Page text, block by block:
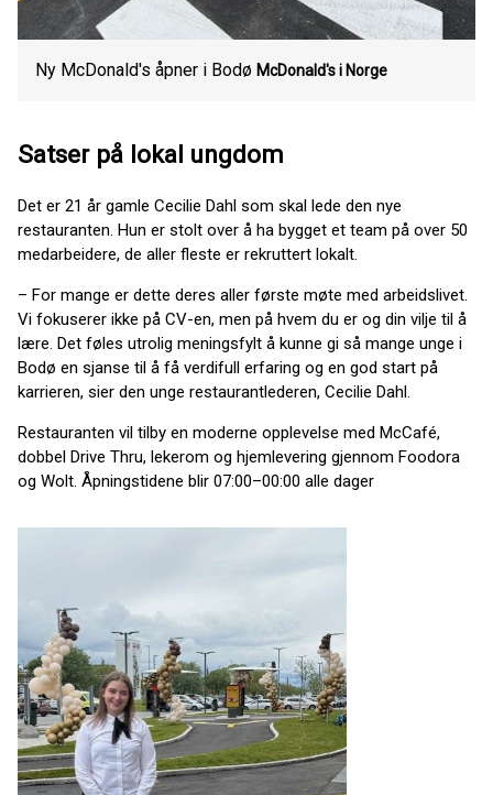
Ny McDonald's åpner i Bodø McDonald's i Norge
Satser på lokal ungdom
Det er 21 år gamle Cecilie Dahl som skal lede den nye
restauranten. Hun er stolt over å ha bygget et team på over 50
medarbeidere, de aller fleste er rekruttert lokalt.
– For mange er dette deres aller første møte med arbeidslivet.
Vi fokuserer ikke på CV-en, men på hvem du er og din vilje til å
lære. Det føles utrolig meningsfylt å kunne gi så mange unge i
Bodø en sjanse til å få verdifull erfaring og en god start på
karrieren, sier den unge restaurantlederen, Cecilie Dahl.
Restauranten vil tilby en moderne opplevelse med McCafé,
dobbel Drive Thru, lekerom og hjemlevering gjennom Foodora
og Wolt. Åpningstidene blir 07:00–00:00 alle dager